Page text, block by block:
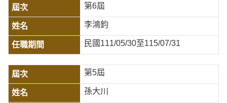
第6屆
李鴻鈞
民國111/05/30至115/07/31
第5屆
孫大川